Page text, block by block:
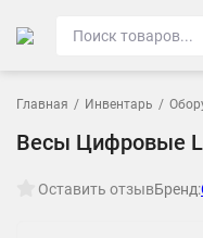
Главная / Инвентарь /
Весы Цифровые
Оставить отзывБренд: